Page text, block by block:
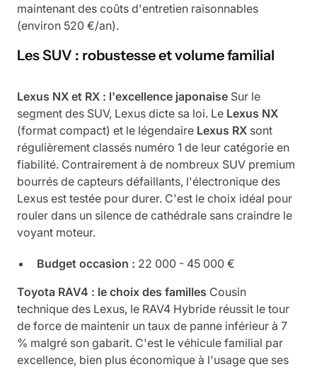
maintenant des coûts d'entretien raisonnables
(environ 520 €/an).
Les SUV : robustesse et volume familial
Lexus NX et RX : l'excellence japonaise Sur le
segment des SUV, Lexus dicte sa loi. Le Lexus NX
(format compact) et le légendaire Lexus RX sont
régulièrement classés numéro 1 de leur catégorie en
fiabilité. Contrairement à de nombreux SUV premium
bourrés de capteurs défaillants, l'électronique des
Lexus est testée pour durer. C'est le choix idéal pour
rouler dans un silence de cathédrale sans craindre le
voyant moteur.
Budget occasion : 22 000 - 45 000 €
Toyota RAV4 : le choix des familles Cousin
technique des Lexus, le RAV4 Hybride réussit le tour
de force de maintenir un taux de panne inférieur à 7
% malgré son gabarit. C'est le véhicule familial par
excellence, bien plus économique à l'usage que ses